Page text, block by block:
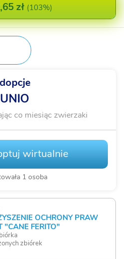
zł (103%)
co miesiąc zwierzaki
wirtualnie
1 osoba
OCHRONY PRAW
"CANE FERITO"
zbiórek